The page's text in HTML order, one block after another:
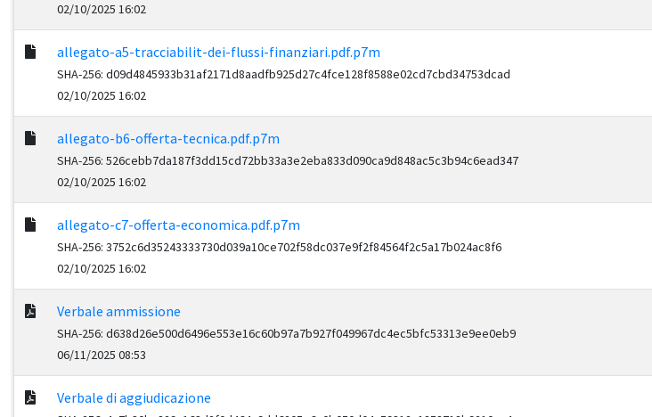
02/10/2025 16:02
allegato-a5-tracciabilit-dei-flussi-finanziari.pdf.p7m
SHA-256: d09d4845933b31af2171d8aadfb925d27c4fce128f8588e02cd7cbd34753dcad
02/10/2025 16:02
allegato-b6-offerta-tecnica.pdf.p7m
SHA-256: 526cebb7da187f3dd15cd72bb33a3e2eba833d090ca9d848ac5c3b94c6ead347
02/10/2025 16:02
allegato-c7-offerta-economica.pdf.p7m
SHA-256: 3752c6d35243333730d039a10ce702f58dc037e9f2f84564f2c5a17b024ac8f6
02/10/2025 16:02
Verbale ammissione
SHA-256: d638d26e500d6496e553e16c60b97a7b927f049967dc4ec5bfc53313e9ee0eb9
06/11/2025 08:53
Verbale di aggiudicazione